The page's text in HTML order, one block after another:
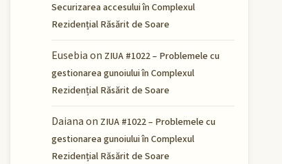
Securizarea accesului în Complexul
Rezidențial Răsărit de Soare
Eusebiaon ZIUA #1022 – Problemele cu
gestionarea gunoiului în Complexul
Rezidențial Răsărit de Soare
Daianaon ZIUA #1022 – Problemele cu
gestionarea gunoiului în Complexul
Rezidențial Răsărit de Soare